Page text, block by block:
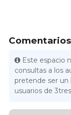
Este espacio
consultas a los
pretende ser un
usuarios de